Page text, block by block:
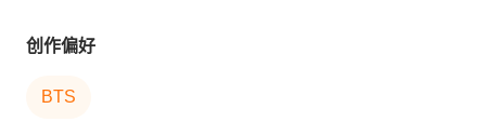
创作偏好
BTS